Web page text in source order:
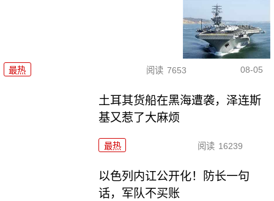
最热 阅读 7653 08-05
土耳其货船在黑海遭袭，泽连斯
基又惹了大麻烦
最热 阅读 16239
以色列内讧公开化！防长一句
话，军队不买账